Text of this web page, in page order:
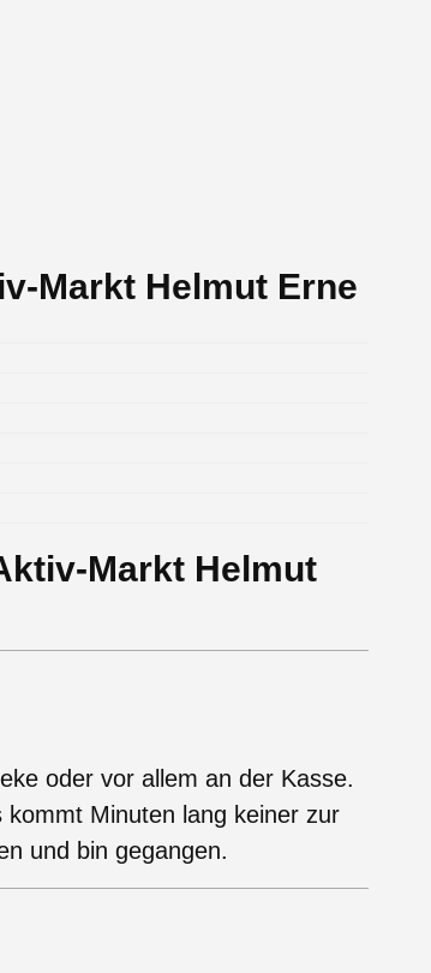
Markt Helmut Erne
Markt Helmut
oder vor allem an der Kasse.
Minuten lang keiner zur
und bin gegangen.